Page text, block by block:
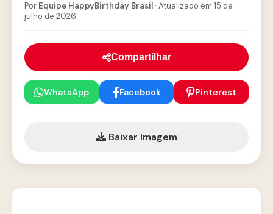
Por Equipe HappyBirthday Brasil · Atualizado em 15 de
julho de 2026
Compartilhar
WhatsApp Facebook Pinterest
Baixar Imagem